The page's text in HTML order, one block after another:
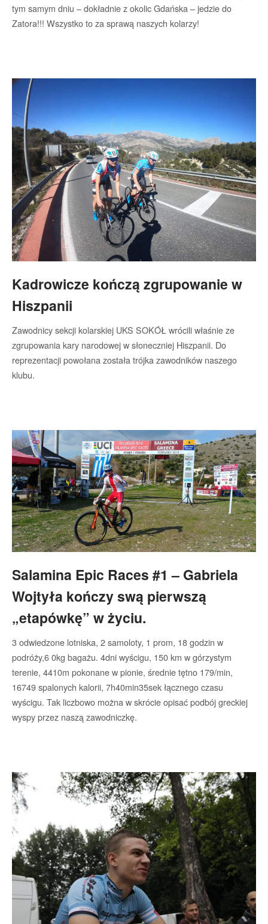
tym samym dniu – dokładnie z okolic Gdańska – jedzie do
Zatora!!! Wszystko to za sprawą naszych kolarzy!
Kadrowicze kończą zgrupowanie w
Hiszpanii
Zawodnicy sekcji kolarskiej UKS SOKÓŁ wrócili właśnie ze
zgrupowania kary narodowej w słoneczniej Hiszpanii. Do
reprezentacji powołana została trójka zawodników naszego
klubu.
Salamina Epic Races #1 – Gabriela
Wojtyła kończy swą pierwszą
„etapówkę” w życiu.
3 odwiedzone lotniska, 2 samoloty, 1 prom, 18 godzin w
podróży,6 0kg bagażu. 4dni wyścigu, 150 km w górzystym
terenie, 4410m pokonane w pionie, średnie tętno 179/min,
16749 spalonych kalorii, 7h40min35sek łącznego czasu
wyścigu. Tak liczbowo można w skrócie opisać podbój greckiej
wyspy przez naszą zawodniczkę.